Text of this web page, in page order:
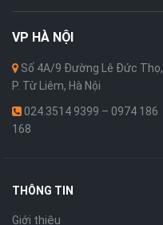
VP HÀ NỘI
Số 4A/9 Đường Lê Đức Thọ,
P. Từ Liêm, Hà Nội
024.3514 9399 – 0974 186
168
THÔNG TIN
Giới thiệu